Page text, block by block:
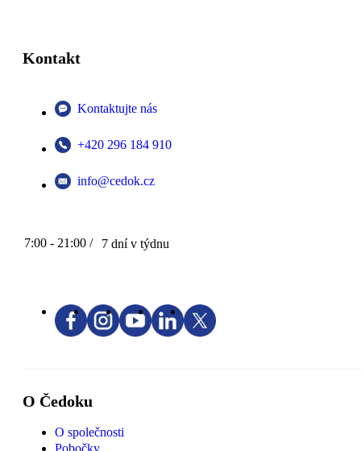
Kontakt
Kontaktujte nás
+420 296 184 910
info@cedok.cz
7:00 - 21:00 / 7 dní v týdnu
O Čedoku
O společnosti
Pobočky